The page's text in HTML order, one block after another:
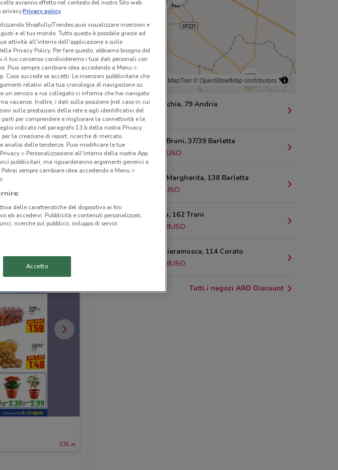
235 m
© MapTiler© OpenStreetMap contributors
Via La Specchia, 79 Andria
1.8 km
Via Achille Bruni, 37/39 Barletta
9.3 km
CHIUSO
Via Regina Margherita, 138 Barletta
CHIUSO
Via Superga, 162 Trani
CHIUSO
Via Ettore Fieramosca, 114 Corato
CHIUSO
Tutti i negozi ARD Discount
avranno effetto nel contesto del nostro Sito web.
Privacy policy
Shopfully/Tiendeo puoi visualizzare inserzioni e
e al tuo mondo. Tutto questo è possibile grazie ad
attività all'interno dell'applicazione e sulle
Privacy Policy. Per fare questo, abbiamo bisogno del
tuo consenso condivideremo i tuoi dati personali con
Puoi sempre cambiare idea accedendo a Menu >
Cosa succede se accetti: Le inserzioni pubblicitarie che
relativi alla tua cronologia di navigazione su
un servizio a noi collegato ci informa che hai navigato
vacanze. Inoltre, i dati sulla posizione (nel caso in cui
sulle prestazioni della rete e agli identificativi del
parti per comprendere e migliorare la connettività e le
indicato nel paragrafo 13.b della nostra Privacy
la creazione di report, ricerche di mercato,
analisi delle tendenze. Puoi modificare le tue
> Personalizzazione all'interno della nostra App.
pubblicitari, ma riguarderanno argomenti generici e
sempre cambiare idea accedendo a Menu >
delle caratteristiche del dispositivo ai fini
e/o accedervi. Pubblicità e contenuti personalizzati,
ricerche sul pubblico, sviluppo di servizi.
Accetto